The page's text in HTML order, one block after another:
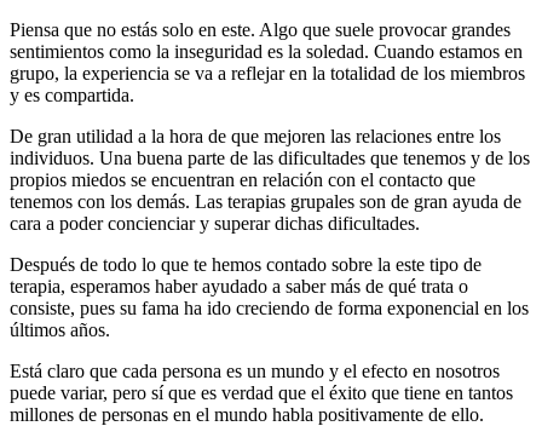
Piensa que no estás solo en este. Algo que suele provocar grandes
sentimientos como la inseguridad es la soledad. Cuando estamos en
grupo, la experiencia se va a reflejar en la totalidad de los miembros
y es compartida.
De gran utilidad a la hora de que mejoren las relaciones entre los
individuos. Una buena parte de las dificultades que tenemos y de los
propios miedos se encuentran en relación con el contacto que
tenemos con los demás. Las terapias grupales son de gran ayuda de
cara a poder concienciar y superar dichas dificultades.
Después de todo lo que te hemos contado sobre la este tipo de
terapia, esperamos haber ayudado a saber más de qué trata o
consiste, pues su fama ha ido creciendo de forma exponencial en los
últimos años.
Está claro que cada persona es un mundo y el efecto en nosotros
puede variar, pero sí que es verdad que el éxito que tiene en tantos
millones de personas en el mundo habla positivamente de ello.